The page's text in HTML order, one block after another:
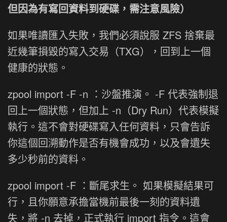
但因為有寫回資料到硬碟，需注意風險）
如果唯讀匯入失敗，我們必須說服 ZFS 捨棄最
近幾筆損毀的寫入交易（TXG），回到上一個
健康的狀態。
zpool import -F -n ：沙盤推演。 -F 代表強制退
回上一個狀態，但加上 -n（Dry Run）代表模擬
執行。這不會對硬碟寫入任何資料，只會告訴
你這個回溯動作是否有機會成功，以及會遺失
多少秒前的資料。
zpool import -F ：斷尾求生。 如果模擬結果可
行，且你願意承擔當機前最後一刻的資料遺
失，將 -n 去掉，正式執行 import 指令。這會